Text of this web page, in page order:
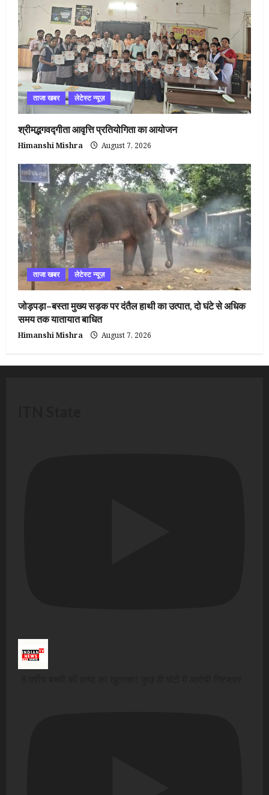
ताजा खबर लेटेस्ट न्यूज़
श्रीमद्भगवद्गीता आवृत्ति प्रतियोगिता का आयोजन
Himanshi Mishra August 7, 2026
ताजा खबर लेटेस्ट न्यूज़
जोड़पड़ा–बस्ता मुख्य सड़क पर दंतैल हाथी का उत्पात, दो घंटे से अधिक
समय तक यातायात बाधित
Himanshi Mishra August 7, 2026